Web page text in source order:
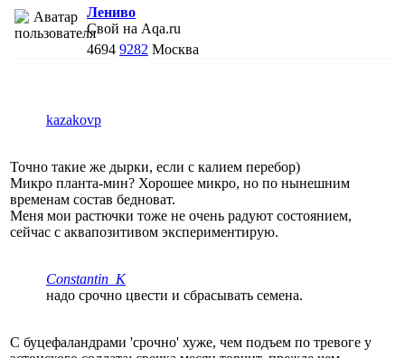
Лениво
Свой на Aqa.ru
4694 9282 Москва
kazakovp
Точно такие же дырки, если с калием перебор)
Микро планта-мин? Хорошее микро, но по нынешним
временам состав бедноват.
Меня мои растючки тоже не очень радуют состоянием,
сейчас с аквапозитивом экспериментирую.
Constantin_K
надо срочно цвести и сбрасывать семена.
С буцефаландрами 'срочно' хуже, чем подъем по тревоге у